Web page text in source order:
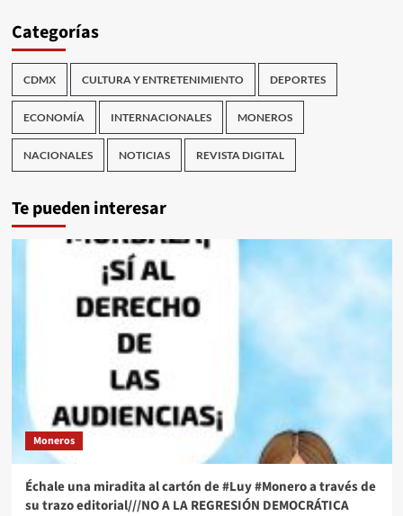
Categorías
CDMX CULTURA Y ENTRETENIMIENTO DEPORTES
ECONOMÍA INTERNACIONALES MONEROS
NACIONALES NOTICIAS REVISTA DIGITAL
Te pueden interesar
Moneros
Échale una miradita al cartón de #Luy #Monero a través de
su trazo editorial///NO A LA REGRESIÓN DEMOCRÁTICA